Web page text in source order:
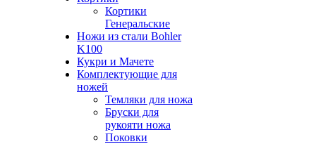
Кортики
Генеральские
Ножи из стали Bohler
K100
Кукри и Мачете
Комплектующие для
ножей
Темляки для ножа
Бруски для
рукояти ножа
Поковки